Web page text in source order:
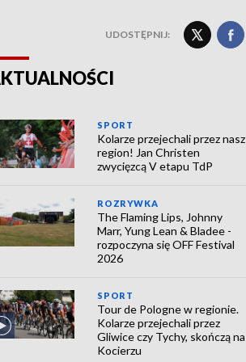
UDOSTĘPNIJ:
SPORT
Kolarze przejechali przez nasz
region! Jan Christen
zwycięzcą V etapu TdP
ROZRYWKA
The Flaming Lips, Johnny
Marr, Yung Lean & Bladee -
rozpoczyna się OFF Festival
2026
SPORT
Tour de Pologne w regionie.
Kolarze przejechali przez
Gliwice czy Tychy, skończą na
Kocierzu